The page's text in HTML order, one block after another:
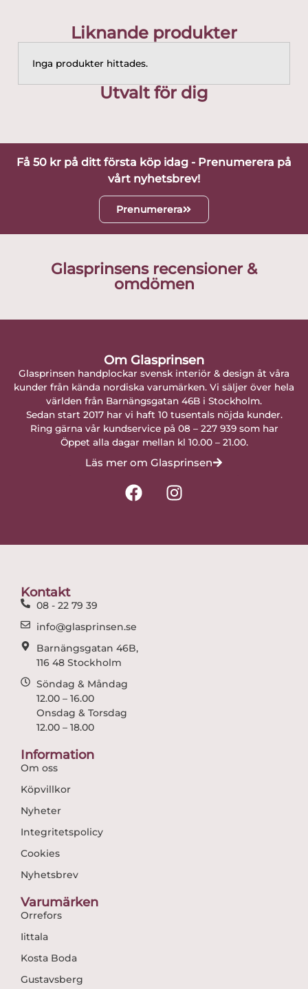
Liknande produkter
Inga produkter hittades.
Utvalt för dig
Få 50 kr på ditt första köp idag - Prenumerera på
vårt nyhetsbrev!
Prenumerera
Glasprinsens recensioner &
omdömen
Om Glasprinsen
Glasprinsen handplockar svensk interiör & design åt våra
kunder från kända nordiska varumärken. Vi säljer över hela
världen från Barnängsgatan 46B i Stockholm.
Sedan start 2017 har vi haft 10 tusentals nöjda kunder.
Ring gärna vår kundservice på 08 – 227 939 som har
Öppet alla dagar mellan kl 10.00 – 21.00.
Läs mer om Glasprinsen
F
a
I
n
Kontakt
08 - 22 79 39
info@glasprinsen.se
Barnängsgatan 46B,
116 48 Stockholm
Söndag & Måndag
12.00 – 16.00
Onsdag & Torsdag
12.00 – 18.00
Information
Om oss
Köpvillkor
Nyheter
Integritetspolicy
Cookies
Nyhetsbrev
Varumärken
Orrefors
Iittala
Kosta Boda
Gustavsberg